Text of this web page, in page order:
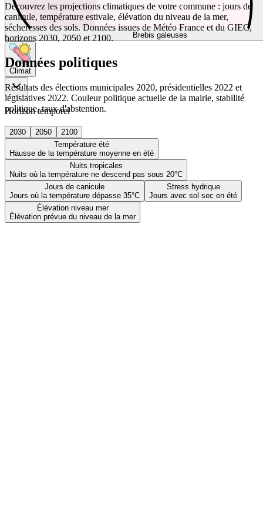
Brebis galeuses
Climat
Horizon temporel
2030 2050
2100
Température été
Hausse de la température moyenne en été
Nuits tropicales
Nuits où la température ne descend pas sous 20°C
Jours de canicule
Jours où la température dépasse 35°C
Stress hydrique
Jours avec sol sec en été
Élévation niveau mer
Élévation prévue du niveau de la mer
Découvrez les projections climatiques de votre commune : jours de
canicule, température estivale, élévation du niveau de la mer,
sécheresses des sols. Données issues de Météo France et du GIEC,
horizons 2030, 2050 et 2100.
Données politiques
Résultats des élections municipales 2020, présidentielles 2022 et
législatives 2022. Couleur politique actuelle de la mairie, stabilité
politique, taux d'abstention.